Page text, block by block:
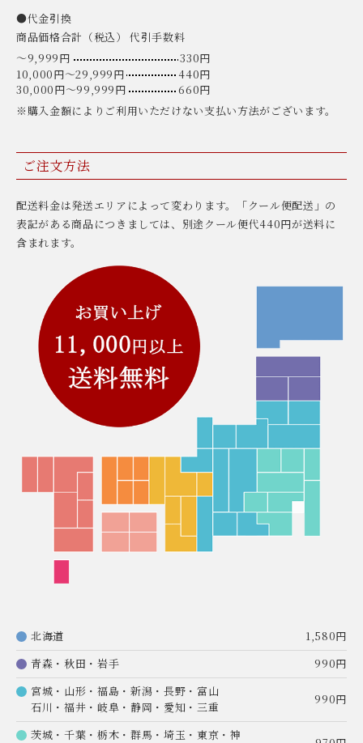
●代金引換
商品価格合計（税込） 代引手数料
〜9,999円
330円
10,000円〜29,999円
440円
30,000円〜99,999円
660円
※購入金額によりご利用いただけない支払い方法がございます。
ご注文方法
配送料金は発送エリアによって変わります。「クール便配送」の
表記がある商品につきましては、別途クール便代440円が送料に
含まれます。
北海道
1,580円
青森・秋田・岩手
990円
宮城・山形・福島・新潟・長野・富山
石川・福井・岐阜・静岡・愛知・三重
990円
茨城・千葉・栃木・群馬・埼玉・東京・神